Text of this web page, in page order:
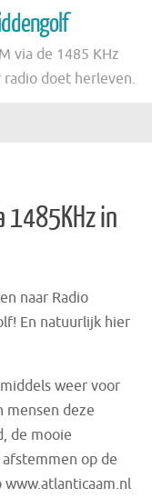
via de 1485 KHz
radio doet herleven.
in
naar Radio
En natuurlijk hier
weer voor
mensen deze
de mooie
op de